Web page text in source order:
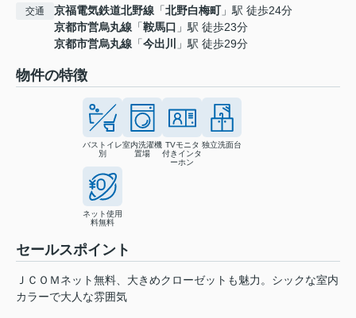
交通 京福電気鉄道北野線 「北野白梅町」駅 徒歩24分
京都市営烏丸線 「鞍馬口 」駅 徒歩23分
京都市営烏丸線 「今出川 」駅 徒歩29分
物件の特徴
バストイレ
別
室内洗濯機
置場
TVモニタ
付きインタ
ーホン
独立洗面台
ネット使用
料無料
セールスポイント
ＪＣＯＭネット無料、大きめクローゼットも魅力。シックな室内
カラーで大人な雰囲気